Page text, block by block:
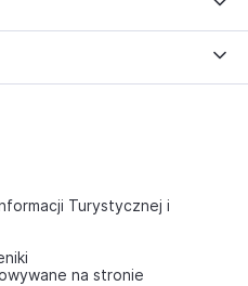
Turystycznej i
na stronie